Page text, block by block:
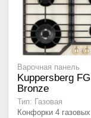
Варочная панель
Kuppersberg
Bronze
Тип: Газовая
Конфорки 4